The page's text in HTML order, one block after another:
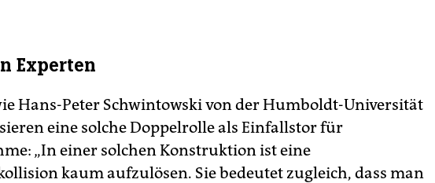
Dutschke-Str. 23
Experten
Hans-Peter Schwintowski von der Humboldt-Universität
eine solche Doppelrolle als Einfallstor für
„In einer solchen Konstruktion ist eine
kaum aufzulösen. Sie bedeutet zugleich, dass man